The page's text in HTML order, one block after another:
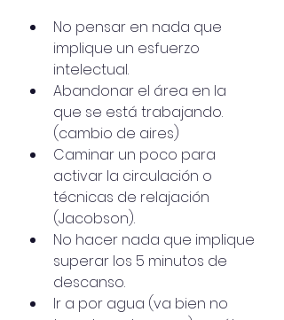
No pensar en nada que
implique un esfuerzo
intelectual.
Abandonar el área en la
que se está trabajando.
(cambio de aires)
Caminar un poco para
activar la circulación o
técnicas de relajación
(Jacobson).
No hacer nada que implique
superar los 5 minutos de
descanso.
Ir a por agua (va bien no